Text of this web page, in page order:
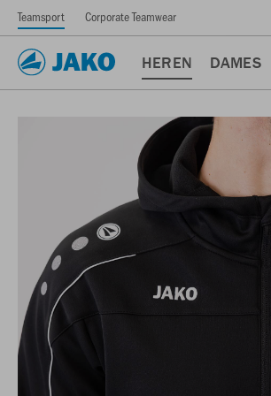
Teamsport Corporate Teamwear
HEREN DAMES